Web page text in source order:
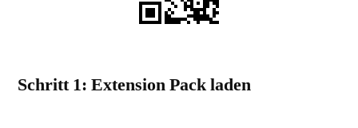
Schritt 1: Extension Pack laden